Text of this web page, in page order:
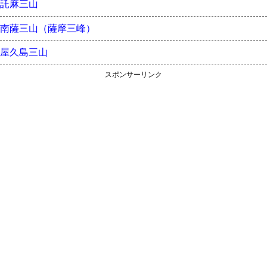
託麻三山
南薩三山（薩摩三峰）
屋久島三山
スポンサーリンク